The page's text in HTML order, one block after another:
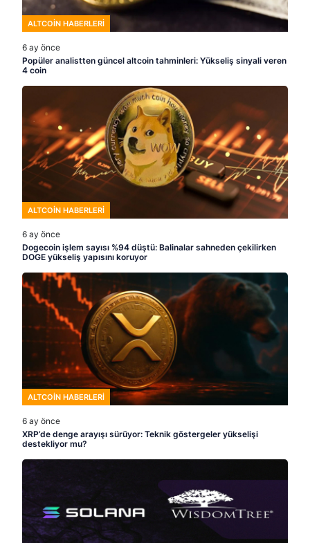
ALTCOIN HABERLERI
6 ay önce
Popüler analistten güncel altcoin tahminleri: Yükseliş sinyali veren
4 coin
ALTCOIN HABERLERI
6 ay önce
Dogecoin işlem sayısı %94 düştü: Balinalar sahneden çekilirken
DOGE yükseliş yapısını koruyor
ALTCOIN HABERLERI
6 ay önce
XRP’de denge arayışı sürüyor: Teknik göstergeler yükselişi
destekliyor mu?